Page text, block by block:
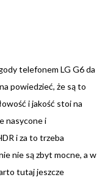
telefonem LG G6 da
powiedzieć, że są to
i jakość stoi na
nasycone i
i za to trzeba
nie są zbyt mocne, a w
tutaj jeszcze